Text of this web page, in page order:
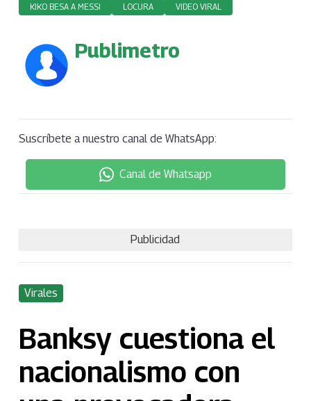
KIKO BESA A MESSI LOCURA VIDEO VIRAL
Publimetro
Suscríbete a nuestro canal de WhatsApp:
Canal de Whatsapp
Publicidad
Virales
Banksy cuestiona el
nacionalismo con